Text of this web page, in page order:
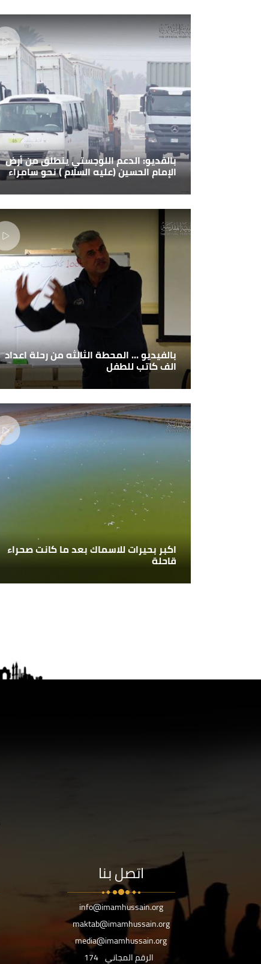
بالفديو: الدعم اللوجستي ينطلق من أرض
الإمام الحسين (عليه السلام ) نحو سامراء
بالفيديو ... المحطة الثالثه من رحلة اعداد
الف كاتب للطفل
اكبر بحيرات للاسماك بعد ما كانت صحراء
قاحلة
اتصل بنا
info@imamhussain.org
maktab@imamhussain.org
media@imamhussain.org
الرقم المجاني 174